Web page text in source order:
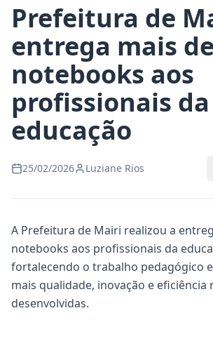
Prefeitura de
entrega mais
notebooks aos
profissionais da
educação
25/02/2026 Luziane Rios
A Prefeitura de Mairi realizou a
notebooks aos profissionais da
fortalecendo o trabalho pedagógico
mais qualidade, inovação e eficiência
desenvolvidas.